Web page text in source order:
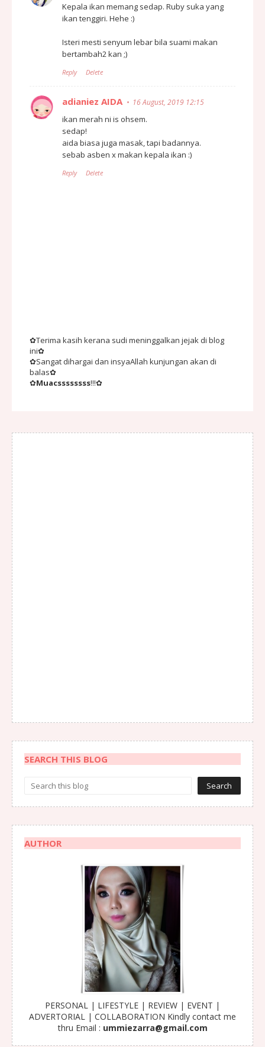
Kepala ikan memang sedap. Ruby suka yang
ikan tenggiri. Hehe :)
Isteri mesti senyum lebar bila suami makan
bertambah2 kan ;)
Reply Delete
adianiez AIDA 16 August, 2019 12:15
ikan merah ni is ohsem.
sedap!
aida biasa juga masak, tapi badannya.
sebab asben x makan kepala ikan :)
Reply Delete
✿Terima kasih kerana sudi meninggalkan jejak di blog
ini✿
✿Sangat dihargai dan insyaAllah kunjungan akan di
balas✿
✿Muacssssssss!!!✿
SEARCH THIS BLOG
AUTHOR
PERSONAL | LIFESTYLE | REVIEW | EVENT |
ADVERTORIAL | COLLABORATION Kindly contact me
thru Email : ummiezarra@gmail.com